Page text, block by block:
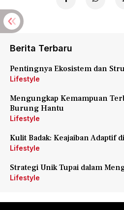
Berita Terbaru
Pentingnya Ekosistem dan
Lifestyle
Mengungkap Kemampuan
Burung Hantu
Lifestyle
Kulit Badak: Keajaiban Adaptif
Lifestyle
Strategi Unik Tupai dalam
Lifestyle